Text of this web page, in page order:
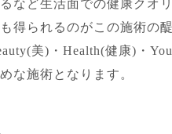
など生活面での健康クオ
得られるのがこの施術の
美)・Health(健康)・
な施術となります。